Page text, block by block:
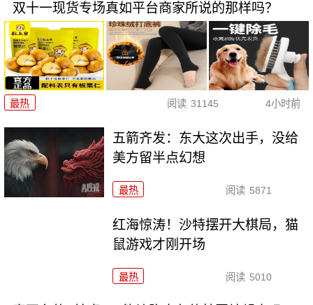
双十一现货专场真如平台商家所说的那样吗？
最热 阅读 31145 4小时前
五箭齐发：东大这次出手，没给
美方留半点幻想
最热 阅读 5871
红海惊涛！沙特摆开大棋局，猫
鼠游戏才刚开场
最热 阅读 5010